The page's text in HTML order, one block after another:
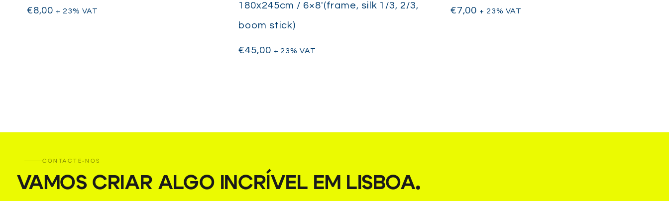
€8,00 + 23% VAT
180x245cm / 6×8′(frame, silk 1/3, 2/3,
boom stick)
€45,00 + 23% VAT
€7,00 + 23% VAT
CONTACTE-NOS
VAMOS CRIAR ALGO INCRÍVEL EM LISBOA.